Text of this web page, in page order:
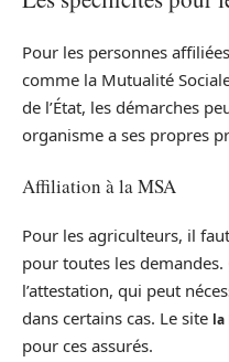
Pour les personnes
comme la Mutualité
de l’État, les démarches
organisme a ses propres
Affiliation à la MSA
Pour les agriculteurs, il
pour toutes les
l’attestation, qui peut
dans certains cas. Le site la
pour ces assurés.